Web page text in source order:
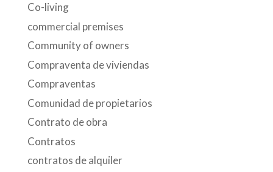
Co-living
commercial premises
Community of owners
Compraventa de viviendas
Compraventas
Comunidad de propietarios
Contrato de obra
Contratos
contratos de alquiler